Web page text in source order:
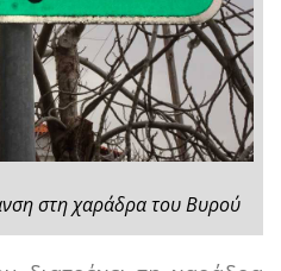
στη χαράδρα του Βυρού